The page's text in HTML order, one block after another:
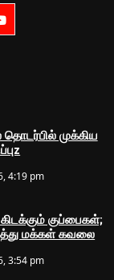
தொடர்பில் முக்கிய
4:19 pm
குப்பைகள்;
மக்கள் கவலை
3:54 pm